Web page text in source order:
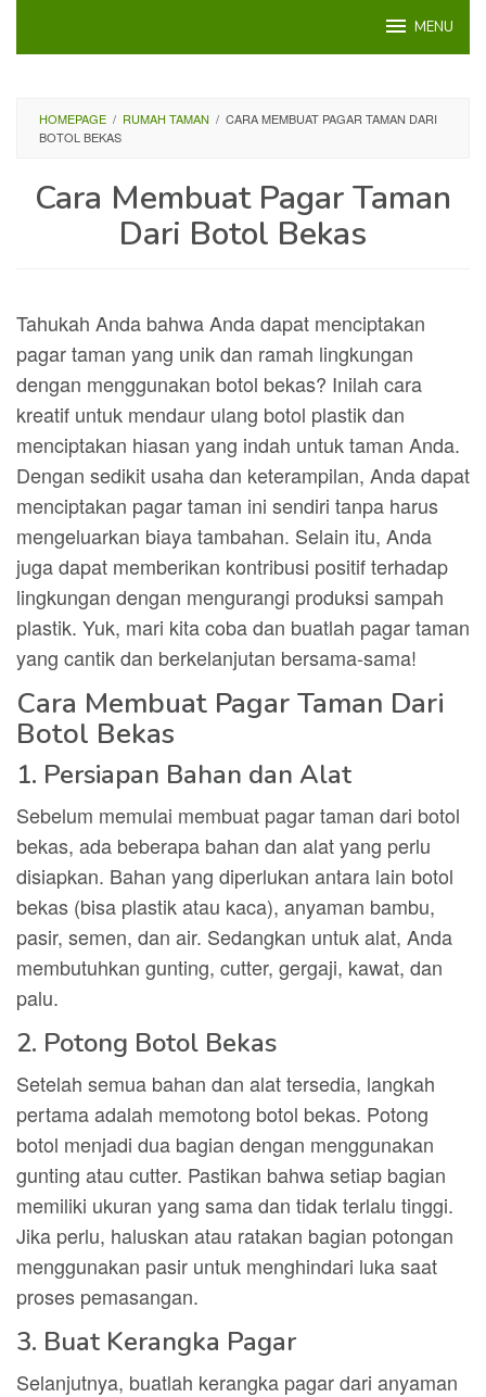
MENU
HOMEPAGE / RUMAH TAMAN / CARA MEMBUAT PAGAR TAMAN DARI
BOTOL BEKAS
Cara Membuat Pagar Taman
Dari Botol Bekas
Tahukah Anda bahwa Anda dapat menciptakan
pagar taman yang unik dan ramah lingkungan
dengan menggunakan botol bekas? Inilah cara
kreatif untuk mendaur ulang botol plastik dan
menciptakan hiasan yang indah untuk taman Anda.
Dengan sedikit usaha dan keterampilan, Anda dapat
menciptakan pagar taman ini sendiri tanpa harus
mengeluarkan biaya tambahan. Selain itu, Anda
juga dapat memberikan kontribusi positif terhadap
lingkungan dengan mengurangi produksi sampah
plastik. Yuk, mari kita coba dan buatlah pagar taman
yang cantik dan berkelanjutan bersama-sama!
Cara Membuat Pagar Taman Dari
Botol Bekas
1. Persiapan Bahan dan Alat
Sebelum memulai membuat pagar taman dari botol
bekas, ada beberapa bahan dan alat yang perlu
disiapkan. Bahan yang diperlukan antara lain botol
bekas (bisa plastik atau kaca), anyaman bambu,
pasir, semen, dan air. Sedangkan untuk alat, Anda
membutuhkan gunting, cutter, gergaji, kawat, dan
palu.
2. Potong Botol Bekas
Setelah semua bahan dan alat tersedia, langkah
pertama adalah memotong botol bekas. Potong
botol menjadi dua bagian dengan menggunakan
gunting atau cutter. Pastikan bahwa setiap bagian
memiliki ukuran yang sama dan tidak terlalu tinggi.
Jika perlu, haluskan atau ratakan bagian potongan
menggunakan pasir untuk menghindari luka saat
proses pemasangan.
3. Buat Kerangka Pagar
Selanjutnya, buatlah kerangka pagar dari anyaman